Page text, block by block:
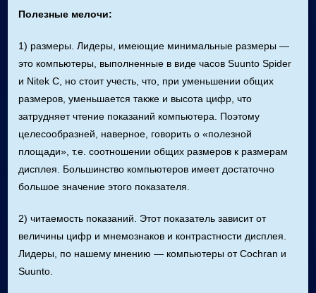
Полезные мелочи:
1) размеры. Лидеры, имеющие минимальные размеры —
это компьютеры, выполненные в виде часов Suunto Spider
и Nitek C, но стоит учесть, что, при уменьшении общих
размеров, уменьшается также и высота цифр, что
затрудняет чтение показаний компьютера. Поэтому
целесообразней, наверное, говорить о «полезной
площади», т.е. соотношении общих размеров к размерам
дисплея. Большинство компьютеров имеет достаточно
большое значение этого показателя.
2) читаемость показаний. Этот показатель зависит от
величины цифр и мнемознаков и контрастности дисплея.
Лидеры, по нашему мнению — компьютеры от Cochran и
Suunto.